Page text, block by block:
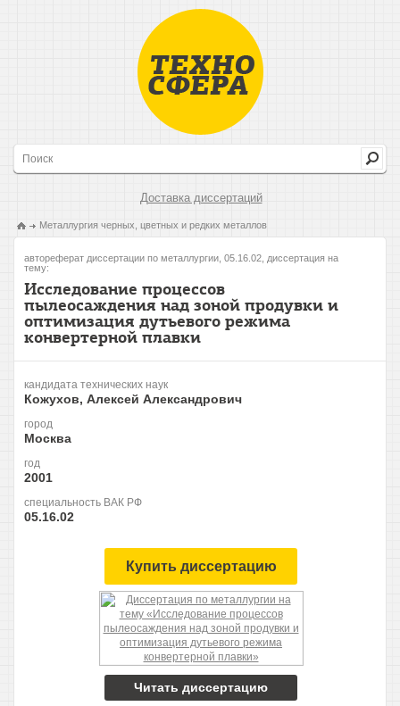
Доставка диссертаций
Металлургия черных, цветных и редких металлов
автореферат диссертации по металлургии, 05.16.02, диссертация на
тему:
Исследование процессов
пылеосаждения над зоной продувки и
оптимизация дутьевого режима
конвертерной плавки
кандидата технических наук
Кожухов, Алексей Александрович
город
Москва
год
2001
специальность ВАК РФ
05.16.02
Купить диссертацию
Читать диссертацию